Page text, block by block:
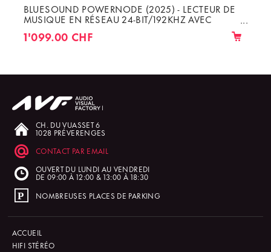
BLUESOUND POWERNODE (2025) - LECTEUR DE
MUSIQUE EN RÉSEAU 24-BIT/192KHZ AVEC
AMPLI DE 3×80W OU 2×100W RMS 8Ω
1'099.00 CHF
CH. DU VUASSET 6
1028 PRÉVERENGES
CONTACT PAR EMAIL
OUVERT DU LUNDI AU VENDREDI
DE 09:00 À 12:00 & 13:00 À 18:30
NOMBREUSES PLACES DE PARKING
ACCUEIL
HIFI STÉRÉO